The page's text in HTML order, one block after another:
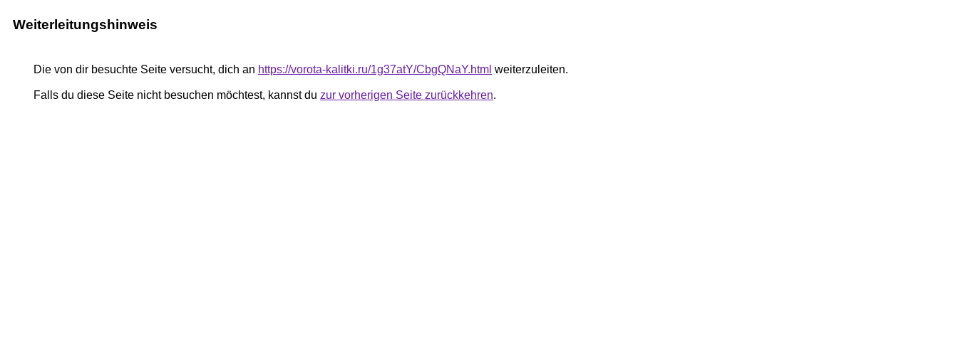
Weiterleitungshinweis
Die von dir besuchte Seite versucht, dich an https://vorota-kalitki.ru/1g37atY/CbgQNaY.html weiterzuleiten.
Falls du diese Seite nicht besuchen möchtest, kannst du zur vorherigen Seite zurückkehren.